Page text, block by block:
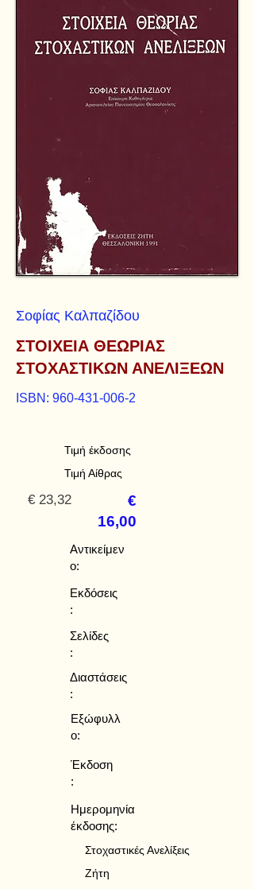
Σοφίας Καλπαζίδου
ΣΤΟΙΧΕΙΑ ΘΕΩΡΙΑΣ
ΣΤΟΧΑΣΤΙΚΩΝ ΑΝΕΛΙΞΕΩΝ
ISBN: 960-431-006-2
Τιμή έκδοσης
Τιμή Αίθρας
€ 23,32
€
16,00
Αντικείμεν
ο:
Εκδόσεις
:
Σελίδες
:
Διαστάσεις
:
Εξώφυλλ
ο:
Έκδοση
:
Ημερομηνία
έκδοσης:
Στοχαστικές Ανελίξεις
Ζήτη